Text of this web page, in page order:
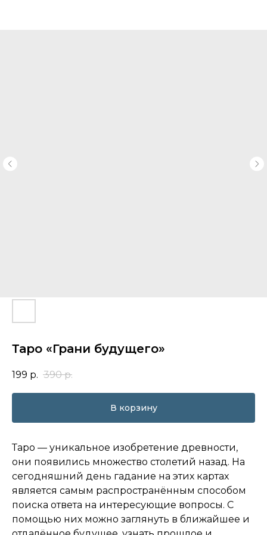
Таро «Грани будущего»
199 р. 390 р.
В корзину
Таро — уникальное изобретение древности,
они появились множество столетий назад. На
сегодняшний день гадание на этих картах
является самым распространённым способом
поиска ответа на интересующие вопросы. С
помощью них можно заглянуть в ближайшее и